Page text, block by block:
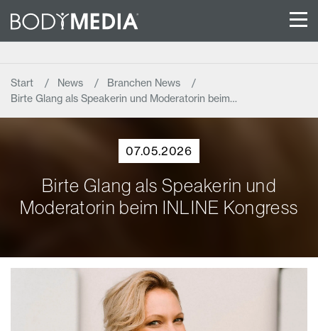
Start News
Branchen News
Birte Glang als Speakerin und Moderatorin beim…
07.05.2026
Birte Glang als Speakerin und
Moderatorin beim INLINE Kongress